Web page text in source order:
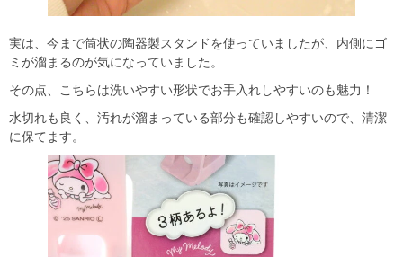
実は、今まで筒状の陶器製スタンドを使っていましたが、内側にゴ
ミが溜まるのが気になっていました。
その点、こちらは洗いやすい形状でお手入れしやすいのも魅力！
水切れも良く、汚れが溜まっている部分も確認しやすいので、清潔
に保てます。